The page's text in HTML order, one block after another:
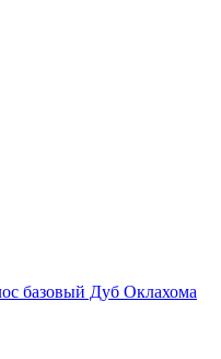
базовый Дуб Оклахома